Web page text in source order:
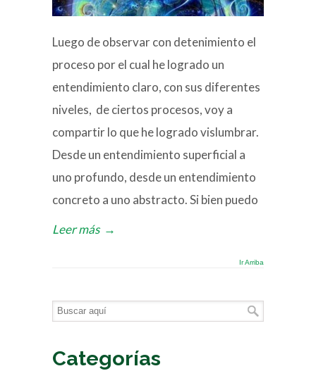
Luego de observar con detenimiento el
proceso por el cual he logrado un
entendimiento claro, con sus diferentes
niveles, de ciertos procesos, voy a
compartir lo que he logrado vislumbrar.
Desde un entendimiento superficial a
uno profundo, desde un entendimiento
concreto a uno abstracto. Si bien puedo
Leer más →
Ir Arriba
Categorías